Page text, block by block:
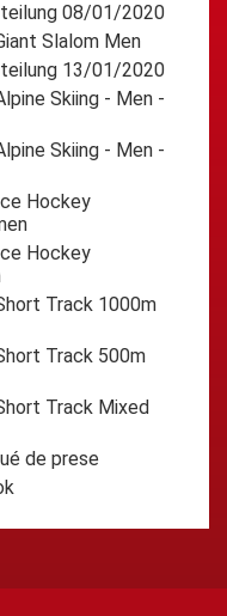
08/01/2020
Slalom Men
13/01/2020
Skiing - Men -
Skiing - Men -
Hockey
Hockey
Track 1000m
Track 500m
Track Mixed
de prese